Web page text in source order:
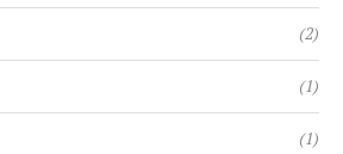
(2)
(1)
(1)